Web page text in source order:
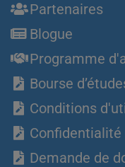
Partenaires
Blogue
Programme
Bourse
Conditions
Confidentialité
Demande de